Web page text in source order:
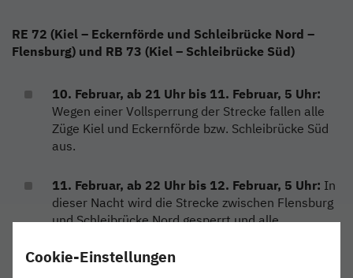
RE 72 (Kiel – Eckernförde und Schleibrücke Nord –
Flensburg) und RB 73 (Kiel – Schleibrücke Süd)
10. Februar, ab 21 Uhr bis 11. Februar, 5 Uhr:
Wegen einer Vollsperrung der Strecke fallen alle
Züge Kiel und Eckernförde bzw. Schleibrücke Süd
aus.
11. Februar, ab 22 Uhr bis 12. Februar, 5 Uhr: In
dieser Nacht wird die Strecke zwischen Flensburg
und Schleibrücke Nord gesperrt und alle
Cookie-Einstellungen